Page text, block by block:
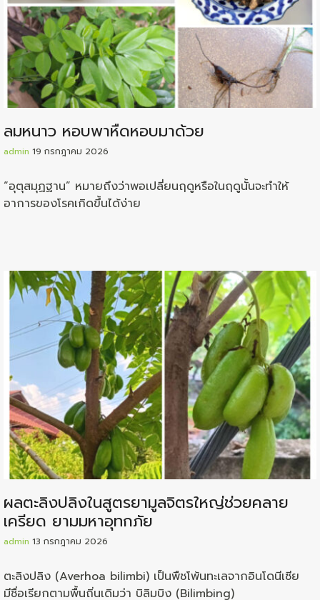
ลมหนาว หอบพาหืดหอบมาด้วย
admin 19 กรกฎาคม 2026
“อุตุสมุฏฐาน” หมายถึงว่าพอเปลี่ยนฤดูหรือในฤดูนั้นจะทำให้
อาการของโรคเกิดขึ้นได้ง่าย
ผลตะลิงปลิงในสูตรยามูลจิตรใหญ่ช่วยคลาย
เครียด ยามมหาอุทกภัย
admin 13 กรกฎาคม 2026
ตะลิงปลิง (Averhoa bilimbi) เป็นพืชโพ้นทะเลจากอินโดนีเซีย
มีชื่อเรียกตามพื้นถิ่นเดิมว่า บิลิมบิง (Bilimbing)